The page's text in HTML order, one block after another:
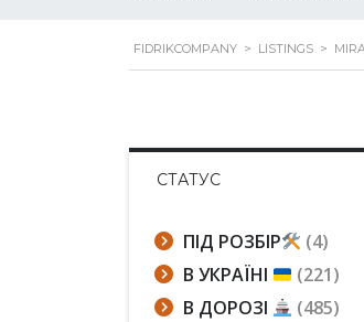
FIDRIKCOMPANY > LISTINGS >
СТАТУС
ПІД РОЗБІР
(4)
В УКРАЇНІ
(221)
В ДОРОЗІ
(485)